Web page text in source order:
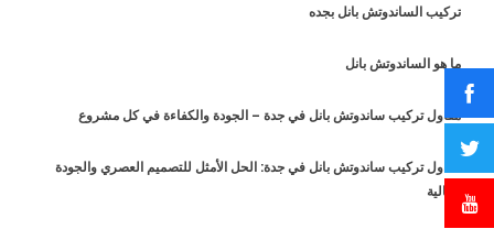
تركيب الساندوتش بانل بجده
ما هو الساندوتش بانل
مقاول تركيب ساندوتش بانل في جدة – الجودة والكفاءة في كل مشروع
مقاول تركيب ساندوتش بانل في جدة: الحل الأمثل للتصميم العصري والجودة
العالية